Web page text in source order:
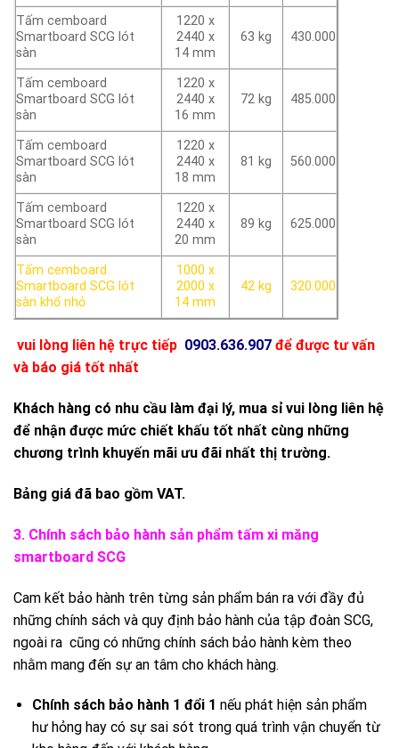
Tấm cemboard
Smartboard SCG lót
sàn
1220 x
2440 x
14 mm
63 kg 430.000
Tấm cemboard
Smartboard SCG lót
sàn
1220 x
2440 x
16 mm
72 kg 485.000
Tấm cemboard
Smartboard SCG lót
sàn
1220 x
2440 x
18 mm
81 kg 560.000
Tấm cemboard
Smartboard SCG lót
sàn
1220 x
2440 x
20 mm
89 kg 625.000
Tấm cemboard
Smartboard SCG lót
sàn khổ nhỏ
1000 x
2000 x
14 mm
42 kg 320.000
vui lòng liên hệ trực tiếp 0903.636.907 để được tư vấn
và báo giá tốt nhất
Khách hàng có nhu cầu làm đại lý, mua sỉ vui lòng liên hệ
để nhận được mức chiết khấu tốt nhất cùng những
chương trình khuyến mãi ưu đãi nhất thị trường.
Bảng giá đã bao gồm VAT.
3. Chính sách bảo hành sản phẩm tấm xi măng
smartboard SCG
Cam kết bảo hành trên từng sản phẩm bán ra với đầy đủ
những chính sách và quy định bảo hành của tập đoàn SCG,
ngoài ra cũng có những chính sách bảo hành kèm theo
nhằm mang đến sự an tâm cho khách hàng.
Chính sách bảo hành 1 đổi 1 nếu phát hiện sản phẩm
hư hỏng hay có sự sai sót trong quá trình vận chuyển từ